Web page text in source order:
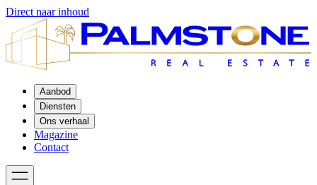
Direct naar inhoud
Aanbod
Diensten
Ons verhaal
Magazine
Contact